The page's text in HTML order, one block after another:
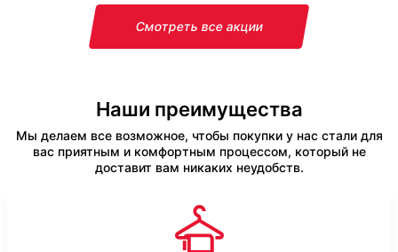
Смотреть все акции
Наши преимущества
Мы делаем все возможное, чтобы покупки у нас стали для
вас приятным и комфортным процессом, который не
доставит вам никаких неудобств.